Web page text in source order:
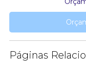
Páginas